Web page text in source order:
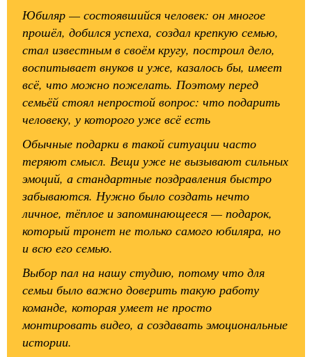
Юбиляр — состоявшийся человек: он многое
прошёл, добился успеха, создал крепкую семью,
стал известным в своём кругу, построил дело,
воспитывает внуков и уже, казалось бы, имеет
всё, что можно пожелать. Поэтому перед
семьёй стоял непростой вопрос: что подарить
человеку, у которого уже всё есть
Обычные подарки в такой ситуации часто
теряют смысл. Вещи уже не вызывают сильных
эмоций, а стандартные поздравления быстро
забываются. Нужно было создать нечто
личное, тёплое и запоминающееся — подарок,
который тронет не только самого юбиляра, но
и всю его семью.
Выбор пал на нашу студию, потому что для
семьи было важно доверить такую работу
команде, которая умеет не просто
монтировать видео, а создавать эмоциональные
истории.